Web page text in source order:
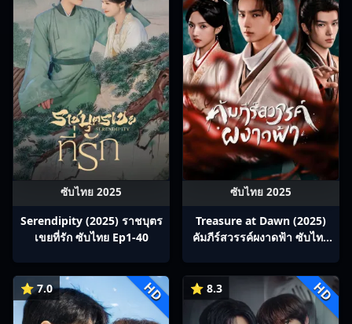
ซับไทย 2025
Serendipity (2025) ราชบุตร
เขยที่รัก ซับไทย Ep1-40
ซับไทย 2025
Treasure at Dawn (2025)
คัมภีร์สวรรค์ผงาดฟ้า ซับไทย
⭐ 7.0 HD ⭐ 8.3 HD